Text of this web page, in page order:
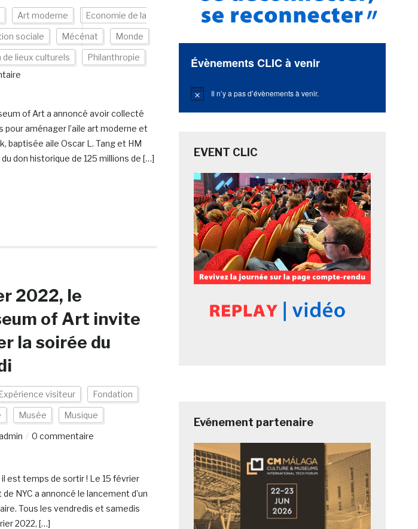
Art moderne Economie de la
sociale Mécénat Monde
lieux culturels
Philanthropie
of Art a annoncé avoir collecté
aménager l’aile art moderne et
baptisée aile Oscar L. Tang et HM
don historique de 125 millions de […]
2022, le
of Art invite
la soirée du
visiteur Fondation
Musée Musique
0 commentaire
il est temps de sortir ! Le 15 février
NYC a annoncé le lancement d’un
Tous les vendredis et samedis
2022, […]
Évènements CLIC à venir
Notice Il n’y a pas d’évènements à venir.
EVENT CLIC
Evénement partenaire